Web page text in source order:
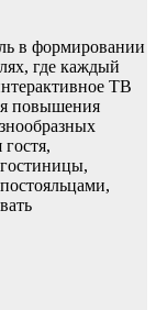
в формировании
где каждый
ТВ
повышения